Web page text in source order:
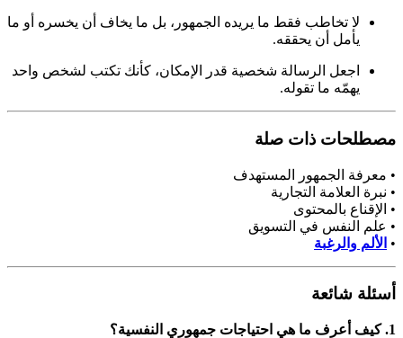
لا تخاطب فقط ما يريده الجمهور، بل ما يخاف أن يخسره أو ما
يأمل أن يحققه.
اجعل الرسالة شخصية قدر الإمكان، كأنك تكتب لشخص واحد
يهمّه ما تقوله.
مصطلحات ذات صلة
• معرفة الجمهور المستهدف
• نبرة العلامة التجارية
• الإقناع بالمحتوى
• علم النفس في التسويق
• الألم والرغبة
أسئلة شائعة
1. كيف أعرف ما هي احتياجات جمهوري النفسية؟